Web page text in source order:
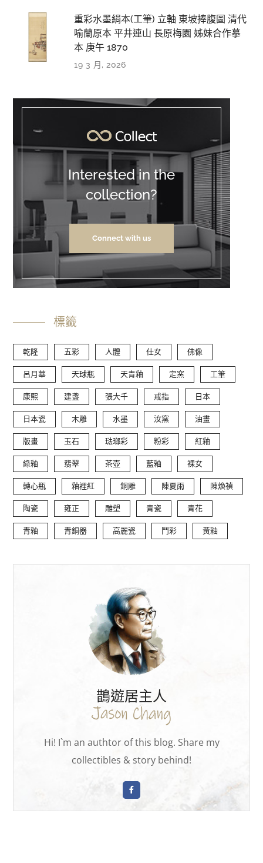
重彩水墨絹本(工筆) 立軸 東坡捧腹圖 清代
喻蘭原本 平井連山 長原梅園 姊妹合作摹
本 庚午 1870
19 3 月, 2026
Interested in the
collection?
Connect with us
標籤
乾隆 五彩 人體 仕女 佛像
呂月華 天球瓶 天青釉 定窯 工筆
康熙 建盞 張大千 戒指 日本
日本瓷 木雕 水墨 汝窯 油畫
版畫 玉石 琺瑯彩 粉彩 紅釉
綠釉 翡翠 茶壺 藍釉 裸女
轉心瓶 釉裡紅 銅雕 陳夏雨 陳煥禎
陶瓷 雍正 雕塑 青瓷 青花
青釉 青銅器 高麗瓷 鬥彩 黃釉
鵲遊居主人
Hi! I`m an authtor of this blog. Share my
collectibles & story behind!